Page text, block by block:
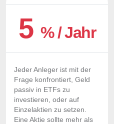
5 % / Jahr
Jeder Anleger ist mit der
Frage konfrontiert, Geld
passiv in ETFs zu
investieren, oder auf
Einzelaktien zu setzen.
Eine Aktie sollte mehr als